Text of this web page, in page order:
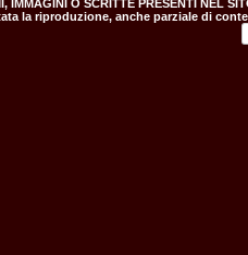
IMMAGINI O SCRITTE PRESENTI NEL
la riproduzione, anche parziale di